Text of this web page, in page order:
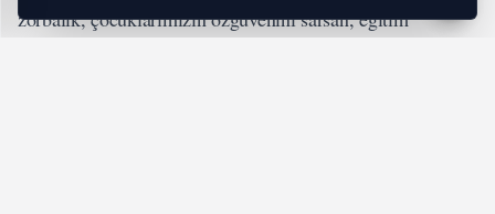
zorbalık, çocuklarımızın özgüvenini sarsan, eğitim